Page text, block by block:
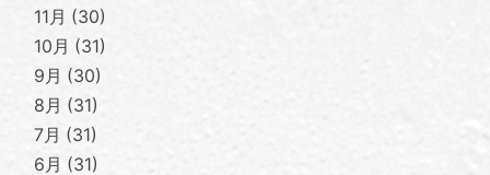
11月
30
10月
31
9月
30
8月
31
7月
31
6月
31